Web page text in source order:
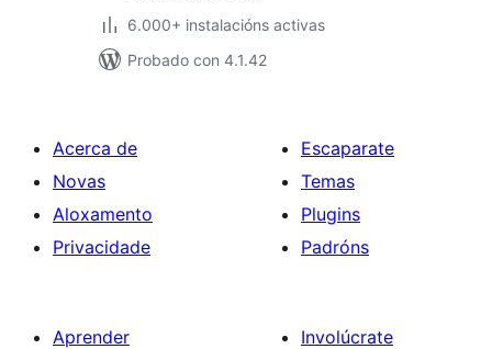
6.000+ instalacións activas
Probado con 4.1.42
Acerca de
Novas
Aloxamento
Privacidade
Escaparate
Temas
Plugins
Padróns
Aprender
Involúcrate